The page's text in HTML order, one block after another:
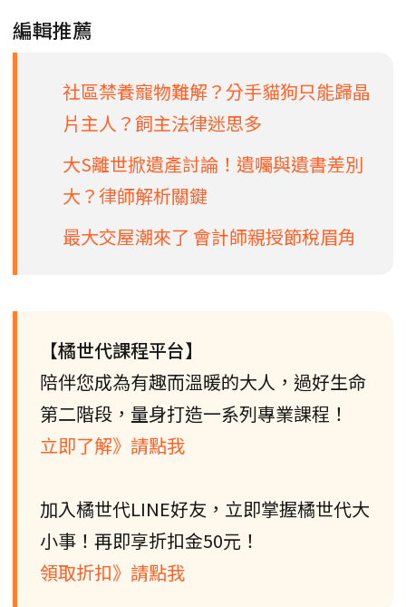
編輯推薦
社區禁養寵物難解？分手貓狗只能歸晶
片主人？飼主法律迷思多
大S離世掀遺產討論！遺囑與遺書差別
大？律師解析關鍵
最大交屋潮來了 會計師親授節稅眉角
【橘世代課程平台】
陪伴您成為有趣而溫暖的大人，過好生命
第二階段，量身打造一系列專業課程！
立即了解》請點我
加入橘世代LINE好友，立即掌握橘世代大
小事！再即享折扣金50元！
領取折扣》請點我